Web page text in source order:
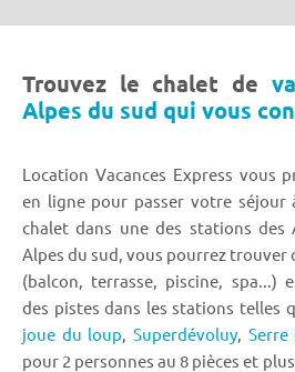
Trouvez le chalet de
Alpes du sud qui vous
Location Vacances Express vous
en ligne pour passer votre séjour
chalet dans une des stations des
Alpes du sud, vous pourrez trouver
(balcon, terrasse, piscine, spa...)
des pistes dans les stations telles
joue du loup, Superdévoluy, Serre
pour 2 personnes au 8 pièces et